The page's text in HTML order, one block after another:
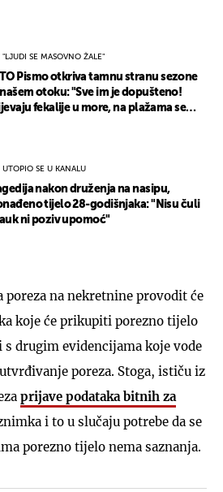
"LJUDI SE MASOVNO ŽALE"
Pismo otkriva tamnu stranu sezone
otoku: "Sve im je dopušteno!
fekalije u more, na plažama se
UTOPIO SE U KANALU
nakon druženja na nasipu,
tijelo 28-godišnjaka: "Nisu čuli
ni poziv upomoć"
poreza na nekretnine provodit će
koje će prikupiti porezno tijelo
drugim evidencijama koje vode
poreza. Stoga, ističu iz
prijave podataka bitnih za
i to u slučaju potrebe da se
porezno tijelo nema saznanja.